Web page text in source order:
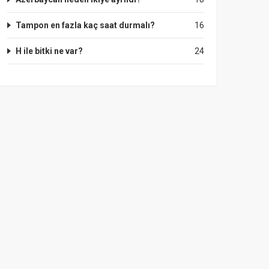
16
Tampon en fazla kaç saat durmalı?
24
H ile bitki ne var?